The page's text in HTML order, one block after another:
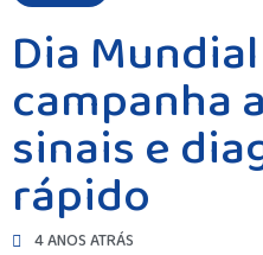
Dia
campanha
sinais e
rápido
4 ANOS ATRÁS